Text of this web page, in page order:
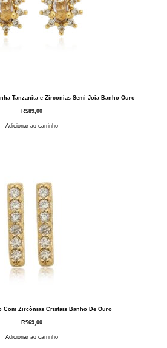
Tanzanita e Zirconias Semi Joia Banho Ouro
R$89,00
Adicionar ao carrinho
Com Zircônias Cristais Banho De Ouro
R$69,00
Adicionar ao carrinho